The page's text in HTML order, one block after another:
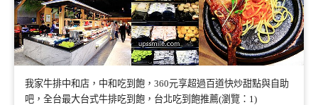
我家牛排中和店，中和吃到飽，360元享超過百道快炒甜點與自助
吧，全台最大台式牛排吃到飽，台北吃到飽推薦(瀏覽：1)